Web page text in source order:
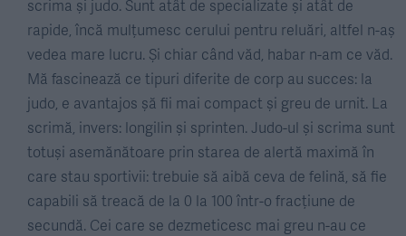
scrima și judo. Sunt atât de specializate și atât de
rapide, încă mulțumesc cerului pentru reluări, altfel n-aș
vedea mare lucru. Și chiar când văd, habar n-am ce văd.
Mă fascinează ce tipuri diferite de corp au succes: la
judo, e avantajos șă fii mai compact și greu de urnit. La
scrimă, invers: longilin și sprinten. Judo-ul și scrima sunt
totuși asemănătoare prin starea de alertă maximă în
care stau sportivii: trebuie să aibă ceva de felină, să fie
capabili să treacă de la 0 la 100 într-o fracțiune de
secundă. Cei care se dezmeticesc mai greu n-au ce